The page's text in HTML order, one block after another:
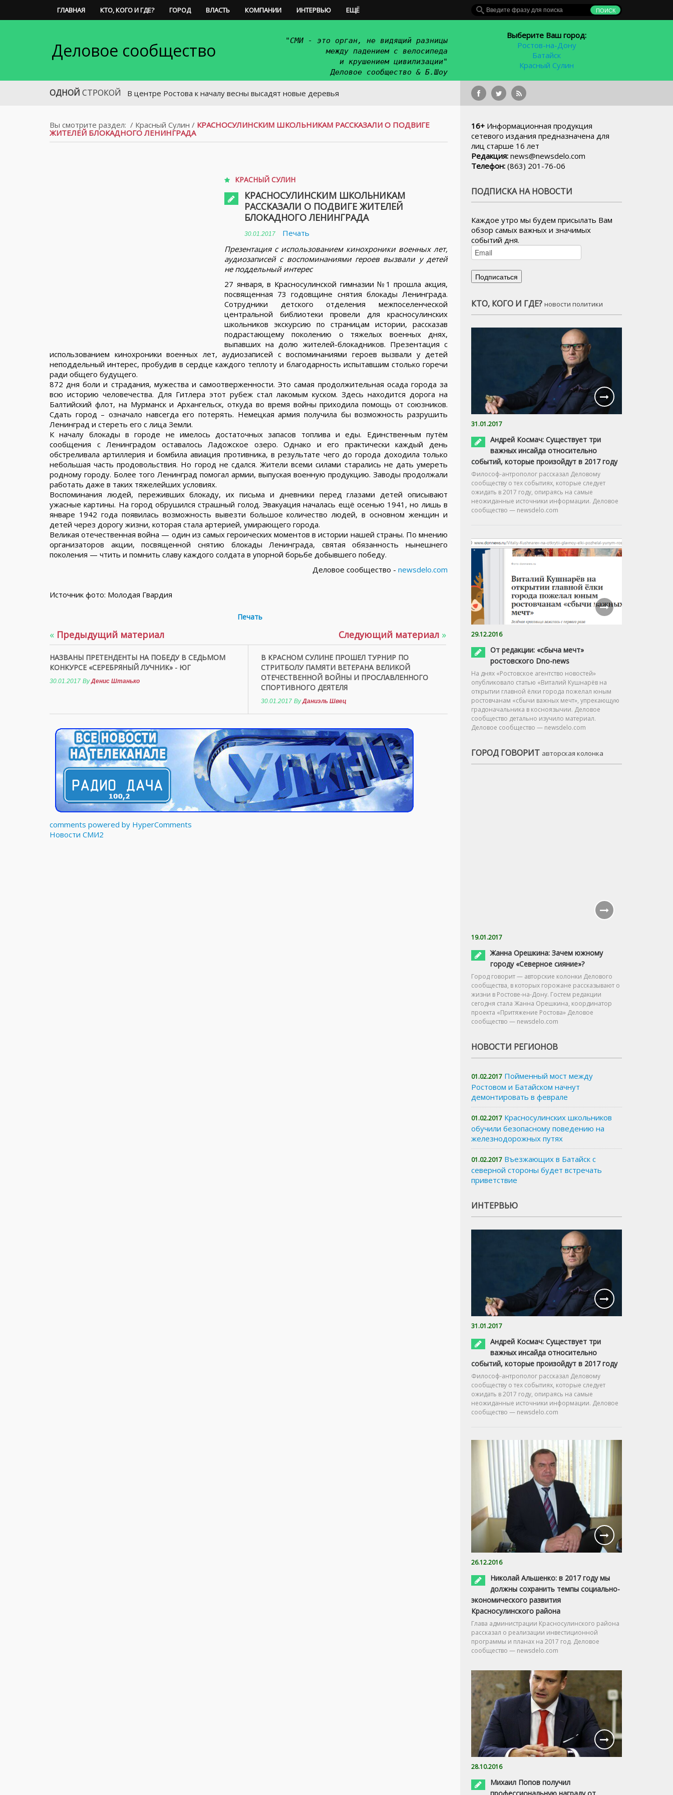
ГЛАВНАЯ КТО, КОГО И ГДЕ? ГОРОД ВЛАСТЬ КОМПАНИИ ИНТЕРВЬЮ ЕЩЁ
Деловое сообщество
"СМИ - это орган, не видящий разницы
между падением с велосипеда
и крушением цивилизации"
Деловое сообщество & Б.Шоу
Выберите Ваш город:
Ростов-на-Дону
Батайск
Красный Сулин
ОДНОЙ СТРОКОЙ
В центре Ростова к началу весны высадят новые деревья
Вы смотрите раздел: / Красный Сулин / КРАСНОСУЛИНСКИМ ШКОЛЬНИКАМ РАССКАЗАЛИ О ПОДВИГЕ
ЖИТЕЛЕЙ БЛОКАДНОГО ЛЕНИНГРАДА
КРАСНЫЙ СУЛИН
КРАСНОСУЛИНСКИМ ШКОЛЬНИКАМ
РАССКАЗАЛИ О ПОДВИГЕ ЖИТЕЛЕЙ
БЛОКАДНОГО ЛЕНИНГРАДА
30.01.2017
Печать
Презентация с использованием кинохроники военных лет,
аудиозаписей с воспоминаниями героев вызвали у детей
не поддельный интерес
27 января, в Красносулинской гимназии №1 прошла акция,
посвященная 73 годовщине снятия блокады Ленинграда.
Сотрудники детского отделения межпоселенческой
центральной библиотеки провели для красносулинских
школьников экскурсию по страницам истории, рассказав
подрастающему поколению о тяжелых военных днях,
выпавших на долю жителей-блокадников. Презентация с
использованием кинохроники военных лет, аудиозаписей с воспоминаниями героев вызвали у детей
неподдельный интерес, пробудив в сердце каждого теплоту и благодарность испытавшим столько горечи
ради общего будущего.
872 дня боли и страдания, мужества и самоотверженности. Это самая продолжительная осада города за
всю историю человечества. Для Гитлера этот рубеж стал лакомым куском. Здесь находится дорога на
Балтийский флот, на Мурманск и Архангельск, откуда во время войны приходила помощь от союзников.
Сдать город – означало навсегда его потерять. Немецкая армия получила бы возможность разрушить
Ленинград и стереть его с лица Земли.
К началу блокады в городе не имелось достаточных запасов топлива и еды. Единственным путём
сообщения с Ленинградом оставалось Ладожское озеро. Однако и его практически каждый день
обстреливала артиллерия и бомбила авиация противника, в результате чего до города доходила только
небольшая часть продовольствия. Но город не сдался. Жители всеми силами старались не дать умереть
родному городу. Более того Ленинград помогал армии, выпуская военную продукцию. Заводы продолжали
работать даже в таких тяжелейших условиях.
Воспоминания людей, переживших блокаду, их письма и дневники перед глазами детей описывают
ужасные картины. На город обрушился страшный голод. Эвакуация началась ещё осенью 1941, но лишь в
январе 1942 года появилась возможность вывезти большое количество людей, в основном женщин и
детей через дорогу жизни, которая стала артерией, умирающего города.
Великая отечественная война — один из самых героических моментов в истории нашей страны. По мнению
организаторов акции, посвященной снятию блокады Ленинграда, святая обязанность нынешнего
поколения — чтить и помнить славу каждого солдата в упорной борьбе добывшего победу.
Деловое сообщество - newsdelo.com
Источник фото: Молодая Гвардия
Печать
« Предыдущий материал
НАЗВАНЫ ПРЕТЕНДЕНТЫ НА ПОБЕДУ В СЕДЬМОМ
КОНКУРСЕ «СЕРЕБРЯНЫЙ ЛУЧНИК» - ЮГ
30.01.2017 ByДенис Штанько
Следующий материал »
В КРАСНОМ СУЛИНЕ ПРОШЕЛ ТУРНИР ПО
СТРИТБОЛУ ПАМЯТИ ВЕТЕРАНА ВЕЛИКОЙ
ОТЕЧЕСТВЕННОЙ ВОЙНЫ И ПРОСЛАВЛЕННОГО
СПОРТИВНОГО ДЕЯТЕЛЯ
30.01.2017 ByДаниэль Швец
comments powered by HyperComments
Новости СМИ2
16+ Информационная продукция
сетевого издания предназначена для
лиц старше 16 лет
Редакция: news@newsdelo.com
Телефон: (863) 201-76-06
ПОДПИСКА НА НОВОСТИ
Каждое утро мы будем присылать Вам
обзор самых важных и значимых
событий дня.
КТО, КОГО И ГДЕ? новости политики
31.01.2017
Андрей Космач: Существует три
важных инсайда относительно
событий, которые произойдут в 2017 году
Философ-антрополог рассказал Деловому
сообществу о тех событиях, которые следует
ожидать в 2017 году, опираясь на самые
неожиданные источники информации. Деловое
сообщество — newsdelo.com
29.12.2016
От редакции: «сбыча мечт»
ростовского Dno-news
На днях «Ростовское агентство новостей»
опубликовало статью «Виталий Кушнарёв на
открытии главной ёлки города пожелал юным
ростовчанам «сбычи важных мечт», упрекающую
градоначальника в косноязычии. Деловое
сообщество детально изучило материал.
Деловое сообщество — newsdelo.com
ГОРОД ГОВОРИТ авторская колонка
19.01.2017
Жанна Орешкина: Зачем южному
городу «Северное сияние»?
Город говорит — авторские колонки Делового
сообщества, в которых горожане рассказывают о
жизни в Ростове-на-Дону. Гостем редакции
сегодня стала Жанна Орешкина, координатор
проекта «Притяжение Ростова» Деловое
сообщество — newsdelo.com
НОВОСТИ РЕГИОНОВ
01.02.2017 Пойменный мост между
Ростовом и Батайском начнут
демонтировать в феврале
01.02.2017 Красносулинских школьников
обучили безопасному поведению на
железнодорожных путях
01.02.2017 Въезжающих в Батайск с
северной стороны будет встречать
приветствие
ИНТЕРВЬЮ
31.01.2017
Андрей Космач: Существует три
важных инсайда относительно
событий, которые произойдут в 2017 году
Философ-антрополог рассказал Деловому
сообществу о тех событиях, которые следует
ожидать в 2017 году, опираясь на самые
неожиданные источники информации. Деловое
сообщество — newsdelo.com
26.12.2016
Николай Альшенко: в 2017 году мы
должны сохранить темпы социально-
экономического развития
Красносулинского района
Глава администрации Красносулинского района
рассказал о реализации инвестиционной
программы и планах на 2017 год. Деловое
сообщество — newsdelo.com
28.10.2016
Михаил Попов получил